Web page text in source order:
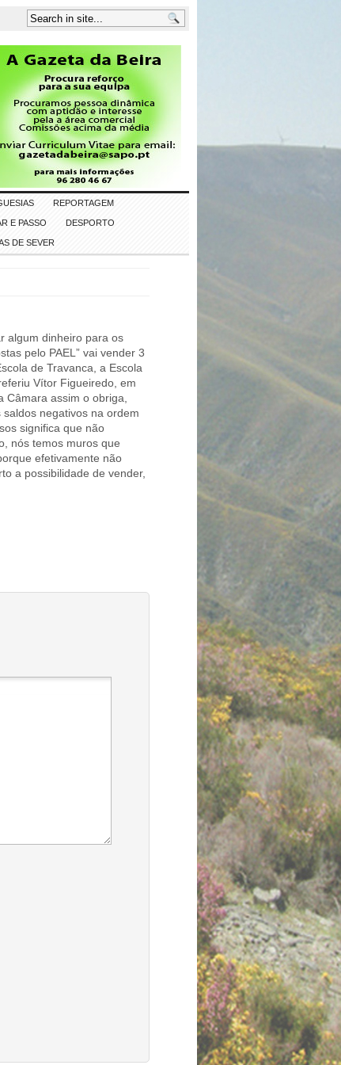
REPORTAGEM
E PASSO DESPORTO
DE SEVER
algum dinheiro para os
pelo PAEL” vai vender 3
de Travanca, a Escola
Vítor Figueiredo, em
Câmara assim o obriga,
negativos na ordem
significa que não
nós temos muros que
efetivamente não
a possibilidade de vender,